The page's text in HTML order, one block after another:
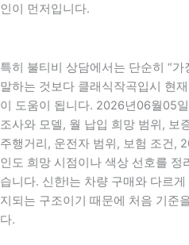
인이 먼저입니다.
특히 불티비 상담에서는 단순히 “
말하는 것보다 클래식작곡입시 현
이 도움이 됩니다. 2026년06월05
조사와 모델, 월 납입 희망 범위, 보
주행거리, 운전자 범위, 보험 조건,
인도 희망 시점이나 색상 선호를 정
습니다. 신한I는 차량 구매와 다르
지되는 구조이기 때문에 처음 기준
다.